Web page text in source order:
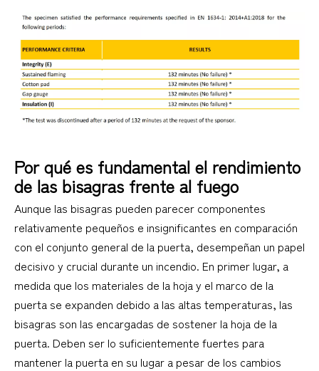
Por qué es fundamental el rendimiento
de las bisagras frente al fuego
Aunque las bisagras pueden parecer componentes
relativamente pequeños e insignificantes en comparación
con el conjunto general de la puerta, desempeñan un papel
decisivo y crucial durante un incendio. En primer lugar, a
medida que los materiales de la hoja y el marco de la
puerta se expanden debido a las altas temperaturas, las
bisagras son las encargadas de sostener la hoja de la
puerta. Deben ser lo suficientemente fuertes para
mantener la puerta en su lugar a pesar de los cambios